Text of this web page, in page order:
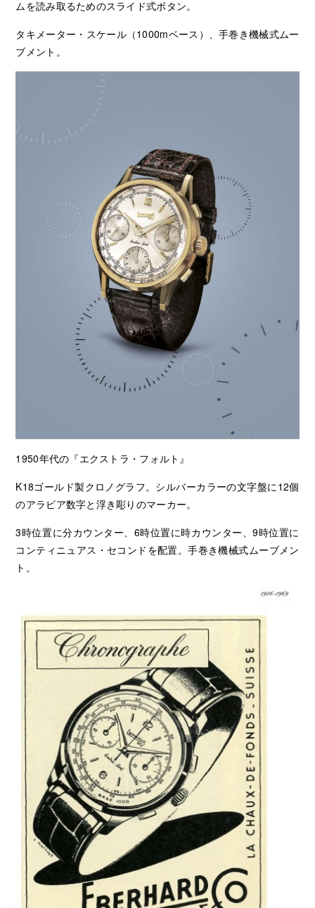
ムを読み取るためのスライド式ボタン。
タキメーター・スケール（1000mベース）、手巻き機械式ムー
ブメント。
1950年代の『エクストラ・フォルト』
K18ゴールド製クロノグラフ。シルバーカラーの文字盤に12個
のアラビア数字と浮き彫りのマーカー。
3時位置に分カウンター、6時位置に時カウンター、9時位置に
コンティニュアス・セコンドを配置。手巻き機械式ムーブメン
ト。